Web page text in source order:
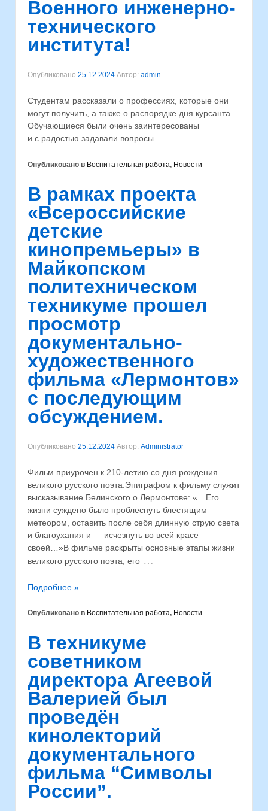
Военного инженерно-
технического
института!
Опубликовано 25.12.2024 Автор: admin
Студентам рассказали о профессиях, которые они
могут получить, а также о распорядке дня курсанта.
Обучающиеся были очень заинтересованы
и с радостью задавали вопросы .
Опубликовано в Воспитательная работа, Новости
В рамках проекта
«Всероссийские
детские
кинопремьеры» в
Майкопском
политехническом
техникуме прошел
просмотр
документально-
художественного
фильма «Лермонтов»
с последующим
обсуждением.
Опубликовано 25.12.2024 Автор: Administrator
Фильм приурочен к 210-летию со дня рождения
великого русского поэта.⁣Эпиграфом к фильму служит
высказывание Белинского о Лермонтове: «…Его
жизни суждено было проблеснуть блестящим
метеором, оставить после себя длинную струю света
и благоухания и — исчезнуть во всей красе
своей…»⁣В фильме раскрыты основные этапы жизни
великого русского поэта, его …
Подробнее »
Опубликовано в Воспитательная работа, Новости
В техникуме
советником
директора Агеевой
Валерией был
проведён
кинолекторий
документального
фильма “Символы
России”.